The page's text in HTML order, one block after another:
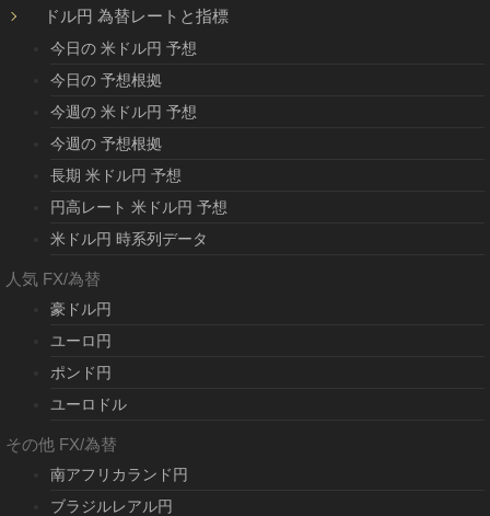
ドル円 為替レートと指標
今日の 米ドル円 予想
今日の 予想根拠
今週の 米ドル円 予想
今週の 予想根拠
長期 米ドル円 予想
円高レート 米ドル円 予想
米ドル円 時系列データ
人気 FX/為替
豪ドル円
ユーロ円
ポンド円
ユーロドル
その他 FX/為替
南アフリカランド円
ブラジルレアル円